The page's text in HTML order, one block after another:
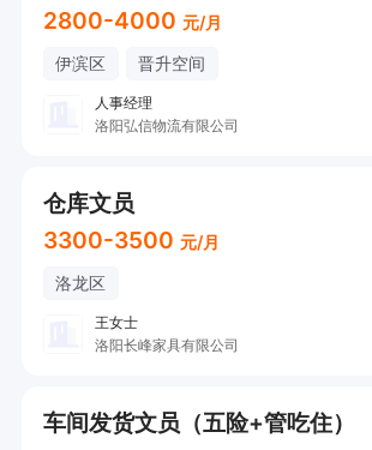
2800-4000 元/月
伊滨区 晋升空间
人事经理
洛阳弘信物流有限公司
仓库文员
3300-3500 元/月
洛龙区
王女士
洛阳长峰家具有限公司
车间发货文员（五险+管吃住）